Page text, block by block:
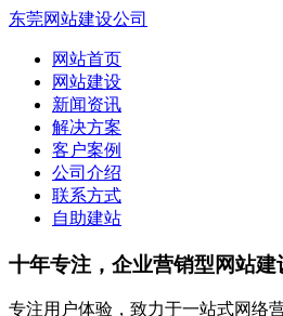
东莞网站建设公司
网站首页
网站建设
新闻资讯
解决方案
客户案例
公司介绍
联系方式
自助建站
十年专注，企业营销型网站建
专注用户体验，致力于一站式网络